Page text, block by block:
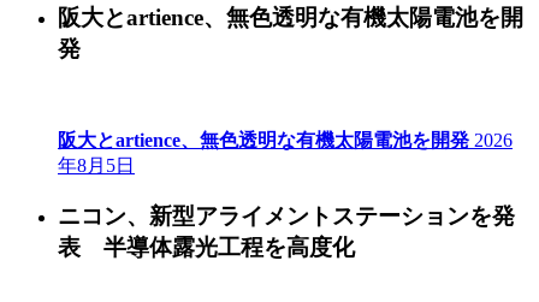
阪大とartience、無色透明な有機太陽電池を開
発
阪大とartience、無色透明な有機太陽電池を開発 2026
年8月5日
ニコン、新型アライメントステーションを発
表 半導体露光工程を高度化